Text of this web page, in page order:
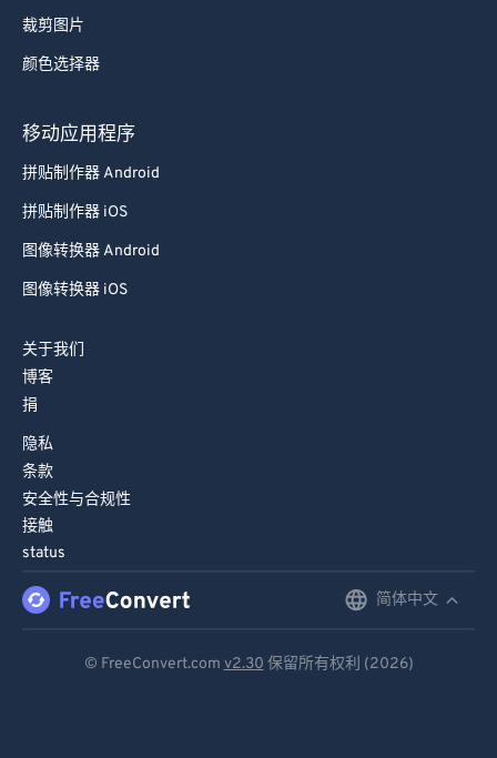
裁剪图片
颜色选择器
移动应用程序
拼贴制作器 Android
拼贴制作器 iOS
图像转换器 Android
图像转换器 iOS
关于我们
博客
捐
隐私
条款
安全性与合规性
接触
status
简体中文
© FreeConvert.com v2.30 保留所有权利 (2026)